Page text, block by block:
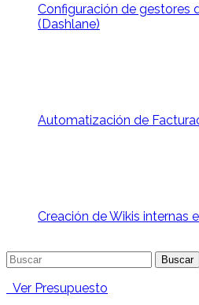
Configuración de gestores
(Dashlane)
Automatización de
Creación de Wikis internas
Buscar:
Ver Presupuesto